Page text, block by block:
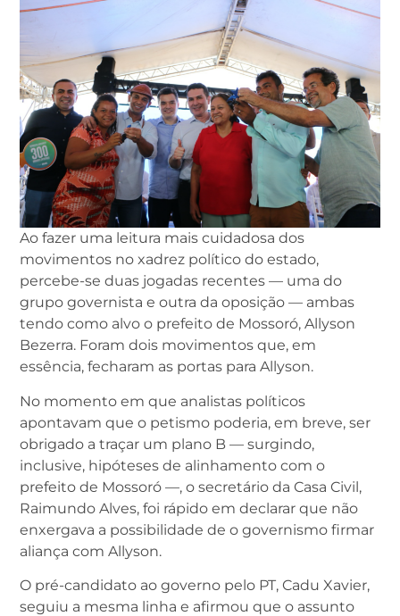
Ao fazer uma leitura mais cuidadosa dos
movimentos no xadrez político do estado,
percebe-se duas jogadas recentes — uma do
grupo governista e outra da oposição — ambas
tendo como alvo o prefeito de Mossoró, Allyson
Bezerra. Foram dois movimentos que, em
essência, fecharam as portas para Allyson.
No momento em que analistas políticos
apontavam que o petismo poderia, em breve, ser
obrigado a traçar um plano B — surgindo,
inclusive, hipóteses de alinhamento com o
prefeito de Mossoró —, o secretário da Casa Civil,
Raimundo Alves, foi rápido em declarar que não
enxergava a possibilidade de o governismo firmar
aliança com Allyson.
O pré-candidato ao governo pelo PT, Cadu Xavier,
seguiu a mesma linha e afirmou que o assunto